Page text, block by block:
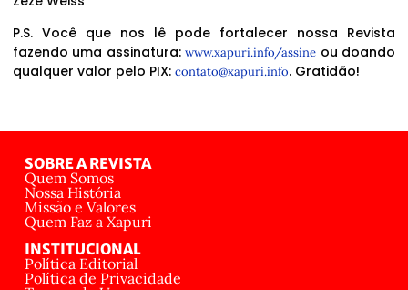
P.S. Você que nos lê pode fortalecer nossa Revista
fazendo uma assinatura:www.xapuri.info/assine ou doando
qualquer valor pelo PIX: contato@xapuri.info. Gratidão!
SOBRE A REVISTA
Quem Somos
Nossa História
Missão e Valores
Quem Faz a Xapuri
INSTITUCIONAL
Política Editorial
Política de Privacidade